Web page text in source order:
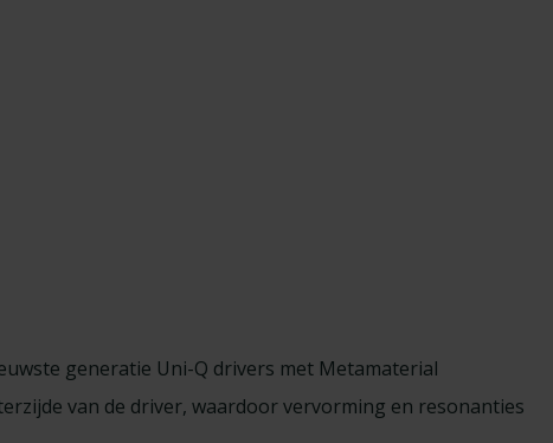
generatie Uni-Q drivers met Metamaterial
van de driver, waardoor vervorming en resonanties